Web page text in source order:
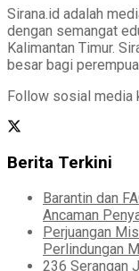
Sirana.id adalah
dengan semangat
Kalimantan Timur.
besar bagi
Follow sosial media
Berita Terkini
Barantin dan
Ancaman
Perjuangan
Perlindungan
236 Serangan